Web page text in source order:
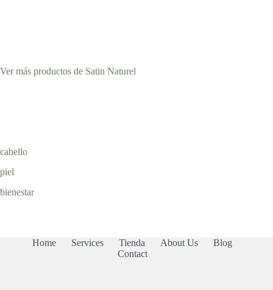
Ver más productos de Satin Naturel
cabello
piel
bienestar
Home Services Tienda About Us
Blog
Contact